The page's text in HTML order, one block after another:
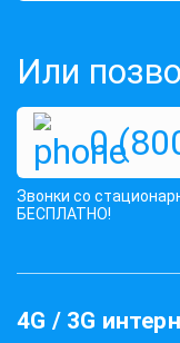
Или
0
Звонки со
БЕСПЛАТНО!
4G / 3G